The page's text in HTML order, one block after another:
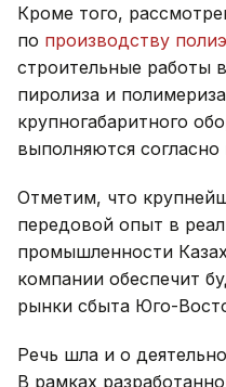
Кроме того,
по производству
строительные работы
пиролиза и
крупногабаритного
выполняются согласно
Отметим, что
передовой опыт в
промышленности
компании обеспечит
рынки сбыта Юго-
Речь шла и о
В рамках